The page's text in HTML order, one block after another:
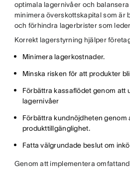
optimala lagernivåer och
minimera överskottskapital som är
och förhindra lagerbrister som
Korrekt lagerstyrning hjälper
Minimera lagerkostnader.
Minska risken för att produkter
Förbättra kassaflödet genom att
lagernivåer
Förbättra kundnöjdheten genom
produkttillgänglighet.
Fatta välgrundade beslut om
Genom att implementera